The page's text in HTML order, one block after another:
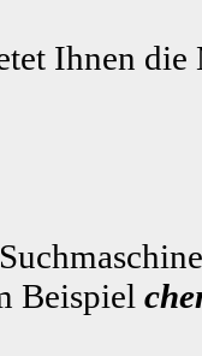
Ihnen
Beispiel